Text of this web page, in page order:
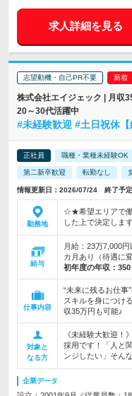
求人詳細を見る
志望動機・自己PR不要
株式会社エイジェック | 月収
20～30代活躍中
#未経験歓迎 #土日祝休
正社員 職種・業種未経験OK
第二新卒歓迎 転勤なし
情報更新日：2026/07/24 終了予
勤務地
☆★希望エリアで
した上で決定しま
給与
月給：23万7,000
カ月あり（待遇に
初年度の年収： 350
仕事内容
“未来に残るお仕事
スキルを身につけ
収35万円も可能♪
対象と
なる方
《未経験大歓迎
採用です！「人と
ンジしたい」そん
企業データ